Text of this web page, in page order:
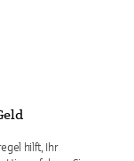
hilft, Ihr